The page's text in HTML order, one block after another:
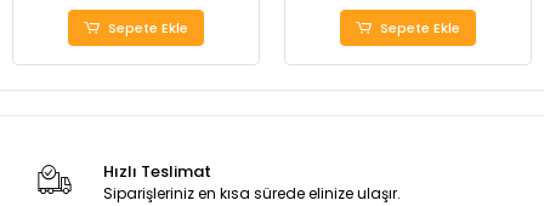
Sepete Ekle Sepete Ekle
Hızlı Teslimat
Siparişleriniz en kısa sürede elinize ulaşır.